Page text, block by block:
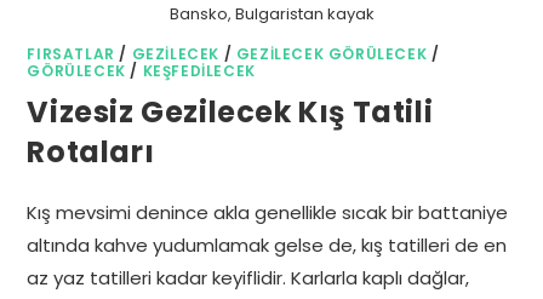
Bansko, Bulgaristan kayak
FIRSATLAR / GEZILECEK / GEZILECEK GÖRÜLECEK /
GÖRÜLECEK / KEŞFEDILECEK
Vizesiz Gezilecek Kış Tatili
Rotaları
Kış mevsimi denince akla genellikle sıcak bir battaniye
altında kahve yudumlamak gelse de, kış tatilleri de en
az yaz tatilleri kadar keyiflidir. Karlarla kaplı dağlar,